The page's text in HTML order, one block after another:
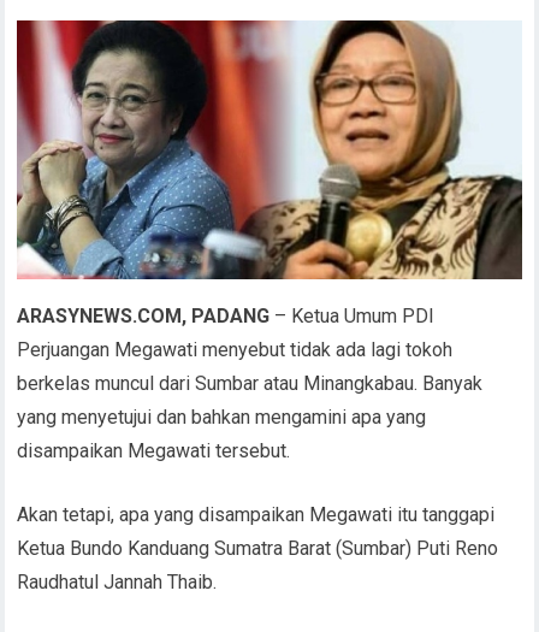
ARASYNEWS.COM, PADANG – Ketua Umum PDI
Perjuangan Megawati menyebut tidak ada lagi tokoh
berkelas muncul dari Sumbar atau Minangkabau. Banyak
yang menyetujui dan bahkan mengamini apa yang
disampaikan Megawati tersebut.
Akan tetapi, apa yang disampaikan Megawati itu tanggapi
Ketua Bundo Kanduang Sumatra Barat (Sumbar) Puti Reno
Raudhatul Jannah Thaib.